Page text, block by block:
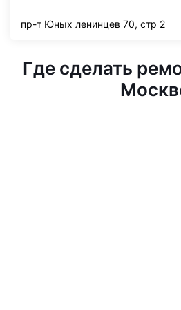
пр-т Юных ленинцев 70, стр 2
Где сделать